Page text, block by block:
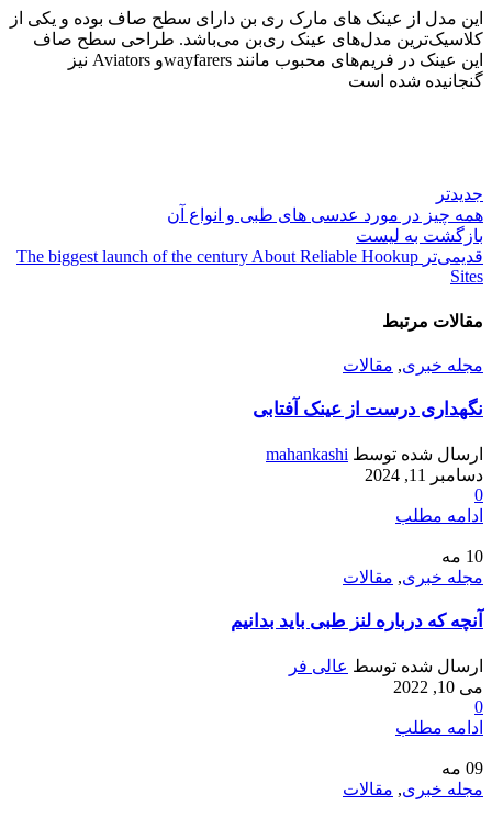
این مدل از عینک‌‌ های مارک ری‌ بن دارای سطح صاف بوده و یکی از
کلاسیک‌ترین مدل‌های عینک ری‌بن می‌باشد. طراحی سطح صاف
این عینک در فریم‌های محبوب مانند wayfarersو Aviators نیز
گنجانیده شده است
جدیدتر
همه چیز در مورد عدسی های طبی و انواع آن
بازگشت به لیست
قدیمی‌تر The biggest launch of the century About Reliable Hookup
Sites
مقالات مرتبط
مجله خبری, مقالات
نگهداری درست از عینک آفتابی
ارسال شده توسط mahankashi
دسامبر 11, 2024
0
ادامه مطلب
10 مه
مجله خبری, مقالات
آنچه که درباره لنز طبی باید بدانیم
ارسال شده توسط عالی فر
می 10, 2022
0
ادامه مطلب
09 مه
مجله خبری, مقالات